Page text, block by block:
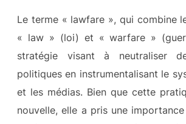
Le terme « lawfare », qui combine
« law » (loi) et « warfare »
stratégie visant à neutraliser
politiques en instrumentalisant le
et les médias. Bien que cette
nouvelle, elle a pris une